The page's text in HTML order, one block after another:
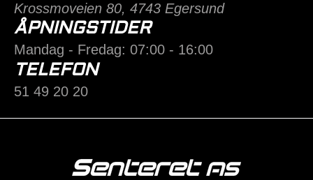
Krossmoveien 80, 4743 Egersund
ÅPNINGSTIDER
Mandag - Fredag: 07:00 - 16:00
TELEFON
51 49 20 20